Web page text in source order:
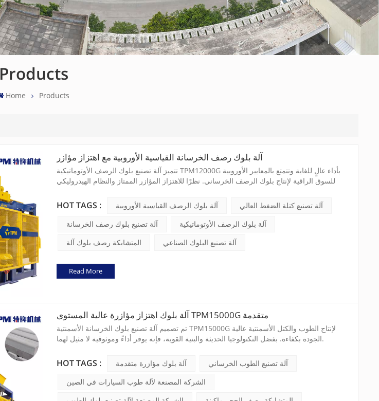
Products
Home Products
آلة بلوك رصف الخرسانة القياسية الأوروبية مع اهتزاز مؤازر
تتميز آلة تصنيع بلوك الرصف الأوتوماتيكية TPM12000G بأداء عالٍ للغاية وتتمتع بالمعايير الأوروبية
للسوق الراقية لإنتاج بلوك الرصف الخرساني. نظرًا للاهتزاز المؤازر الممتاز والنظام الهيدروليكي
عالية الجودة وعالية التماسك.
HOT TAGS : آلة بلوك الرصف القياسية الأوروبية
آلة تصنيع كتلة الضغط العالي
آلة تصنيع بلوك رصف الخرسانة
آلة بلوك الرصف الأوتوماتيكية
المتشابكة رصف بلوك آلة
آلة تصنيع البلوك الصناعي
Read More
آلة بلوك اهتزاز مؤازرة عالية المستوى TPM15000G متقدمة
تم تصميم آلة تصنيع بلوك الخرسانة الأسمنتية TPM15000G لإنتاج الطوب والكتل الأسمنتية عالية
الجودة بكفاءة. بفضل التكنولوجيا الحديثة والبنية القوية، فإنه يوفر أداءً وموثوقية لا مثيل لهما.
HOT TAGS : آلة بلوك مؤازرة متقدمة
آلة تصنيع الطوب الخرساني
الشركة المصنعة لآلة طوب السيارات في الصين